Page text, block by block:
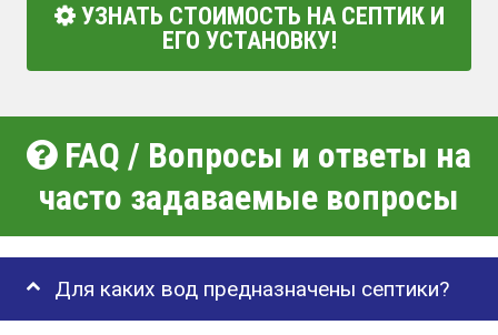
УЗНАТЬ СТОИМОСТЬ НА СЕПТИК И
ЕГО УСТАНОВКУ!
FAQ / Вопросы и ответы на
часто задаваемые вопросы
Для каких вод предназначены септики?